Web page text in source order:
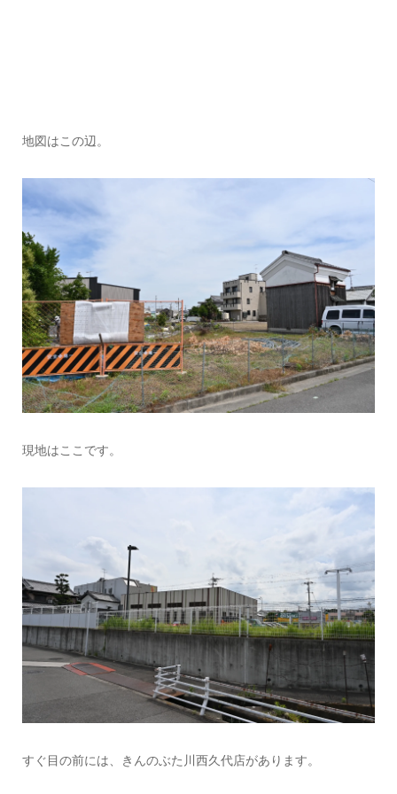
地図はこの辺。
現地はここです。
すぐ目の前には、きんのぶた川西久代店があります。